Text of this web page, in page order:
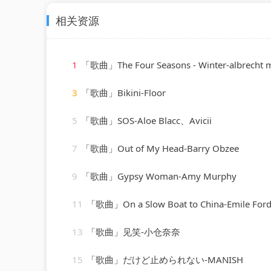
相关资源
1 「歌曲」The Four Seasons - Winter-albrecht mayer、The
3 「歌曲」Bikini-Floor
5 「歌曲」SOS-Aloe Blacc、Avicii
7 「歌曲」Out of My Head-Barry Obzee
9 「歌曲」Gypsy Woman-Amy Murphy
11 「歌曲」On a Slow Boat to China-Emile Ford & The
13 「歌曲」见笑-小仓奈奈
15 「歌曲」だけど止められない-MANISH